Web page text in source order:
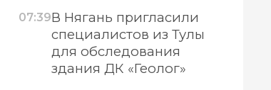
07:39В Нягань пригласили
специалистов из Тулы
для обследования
здания ДК «Геолог»